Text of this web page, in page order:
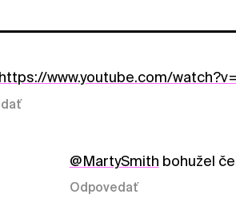
https://www.youtube.com/
@MartySmith bohužel
Odpovedať